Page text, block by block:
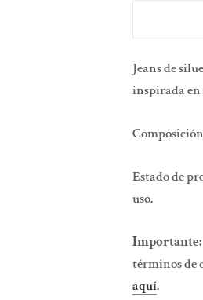
Jeans de
inspirada en
Estado de
uso.
Importante:
términos de
aquí.